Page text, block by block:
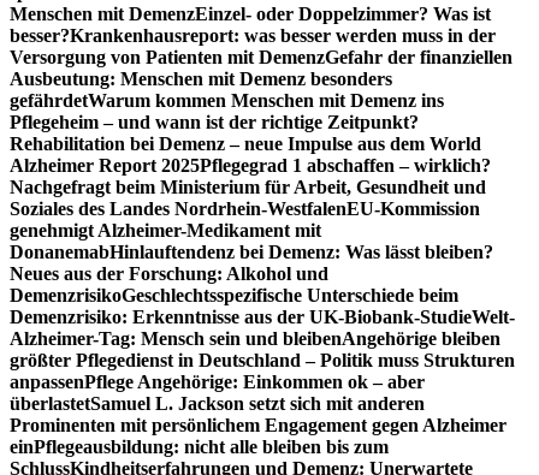
Menschen mit DemenzEinzel- oder Doppelzimmer? Was ist
besser?Krankenhausreport: was besser werden muss in der
Versorgung von Patienten mit DemenzGefahr der finanziellen
Ausbeutung: Menschen mit Demenz besonders
gefährdetWarum kommen Menschen mit Demenz ins
Pflegeheim – und wann ist der richtige Zeitpunkt?
Rehabilitation bei Demenz – neue Impulse aus dem World
Alzheimer Report 2025Pflegegrad 1 abschaffen – wirklich?
Nachgefragt beim Ministerium für Arbeit, Gesundheit und
Soziales des Landes Nordrhein-WestfalenEU-Kommission
genehmigt Alzheimer-Medikament mit
DonanemabHinlauftendenz bei Demenz: Was lässt bleiben?
Neues aus der Forschung: Alkohol und
DemenzrisikoGeschlechtsspezifische Unterschiede beim
Demenzrisiko: Erkenntnisse aus der UK-Biobank-StudieWelt-
Alzheimer-Tag: Mensch sein und bleibenAngehörige bleiben
größter Pflegedienst in Deutschland – Politik muss Strukturen
anpassenPflege Angehörige: Einkommen ok – aber
überlastetSamuel L. Jackson setzt sich mit anderen
Prominenten mit persönlichem Engagement gegen Alzheimer
einPflegeausbildung: nicht alle bleiben bis zum
SchlussKindheitserfahrungen und Demenz: Unerwartete